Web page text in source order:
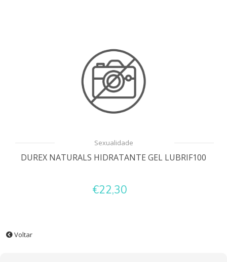
Sexualidade
DUREX NATURALS HIDRATANTE GEL LUBRIF100
€22,30
Voltar